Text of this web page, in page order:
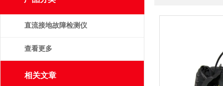
直流接地故障检测仪
查看更多
相关文章